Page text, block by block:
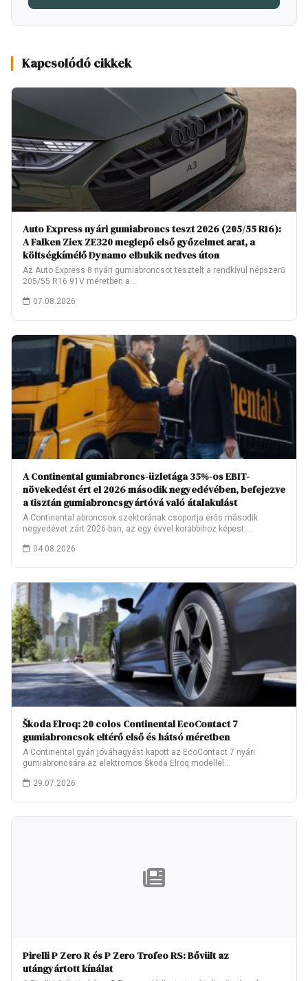
Kapcsolódó cikkek
Auto Express nyári gumiabroncs teszt 2026 (205/55 R16):
A Falken Ziex ZE320 meglepő első győzelmet arat, a
költségkímélő Dynamo elbukik nedves úton
Az Auto Express 8 nyári gumiabroncsot tesztelt a rendkívül népszerű
205/55 R16 91V méretben a…
07.08.2026
A Continental gumiabroncs-üzletága 35%-os EBIT-
növekedést ért el 2026 második negyedévében, befejezve
a tisztán gumiabroncsgyártóvá való átalakulást
A Continental abroncsok szektorának csoportja erős második
negyedévet zárt 2026-ban, az egy évvel korábbihoz képest…
04.08.2026
Škoda Elroq: 20 colos Continental EcoContact 7
gumiabroncsok eltérő első és hátsó méretben
A Continental gyári jóváhagyást kapott az EcoContact 7 nyári
gumiabroncsára az elektromos Škoda Elroq modellel…
29.07.2026
Pirelli P Zero R és P Zero Trofeo RS: Bővült az
utángyártott kínálat